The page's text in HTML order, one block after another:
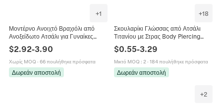
+1
Μοντέρνο Ανοιχτό Βραχιόλι από
Ανοξείδωτο Ατσάλι για Γυναίκες
Πολυτελές Επιχρυσωμένο 18K
Γεωμετρικό Κομψό Κόσμημα
$2.92-3.90
Χωρίς MOQ · 66 πουλήθηκε πρόσφατα
Δωρεάν αποστολή
+18
Σκουλαρίκι Γλώσσας από Ατσάλι
Τιτανίου με Στρας Body Piercing
Κοσμήματα Λαμπερό Barbell για
Γυναίκες Άνδρες Καθημερινό
Αξεσουάρ Διακόσμησης
$0.55-3.29
Μικτό MOQ : 2· 184 πουλήθηκε πρόσφατα
Δωρεάν αποστολή
+2